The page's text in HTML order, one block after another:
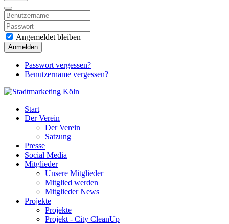
Angemeldet bleiben
Anmelden
Passwort vergessen?
Benutzername vergessen?
Start
Der Verein
Der Verein
Satzung
Presse
Social Media
Mitglieder
Unsere Mitglieder
Mitglied werden
Mitglieder News
Projekte
Projekte
Projekt - City CleanUp